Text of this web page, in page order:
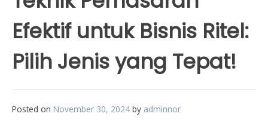
Efektif untuk Bisnis Ritel:
Pilih Jenis yang Tepat!
Posted on November 30, 2024 by adminnor